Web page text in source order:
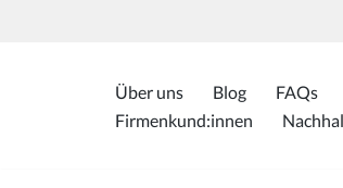
Über uns Blog
FAQs
Firmenkund:innen